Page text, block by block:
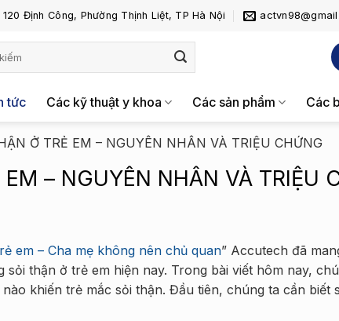
Định Công, Phường Thịnh Liệt, TP Hà Nội
tức Các kỹ thuật y khoa Các sản phẩm Các
Ở TRẺ EM – NGUYÊN NHÂN VÀ TRIỆU CHỨNG
– NGUYÊN NHÂN VÀ TRIỆU
em – Cha mẹ không nên chủ quan” Accutech đã
thận ở trẻ em hiện nay. Trong bài viết hôm nay,
khiến trẻ mắc sỏi thận. Đầu tiên, chúng ta cần biết